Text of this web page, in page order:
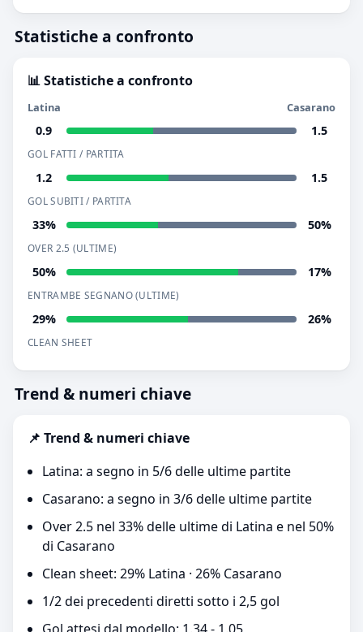
Statistiche a confronto
📊 Statistiche a confronto
Latina Casarano
0.9 1.5
GOL FATTI / PARTITA
1.2 1.5
GOL SUBITI / PARTITA
33% 50%
OVER 2.5 (ULTIME)
50% 17%
ENTRAMBE SEGNANO (ULTIME)
29% 26%
CLEAN SHEET
Trend & numeri chiave
📌 Trend & numeri chiave
Latina: a segno in 5/6 delle ultime partite
Casarano: a segno in 3/6 delle ultime partite
Over 2.5 nel 33% delle ultime di Latina e nel 50%
di Casarano
Clean sheet: 29% Latina · 26% Casarano
1/2 dei precedenti diretti sotto i 2,5 gol